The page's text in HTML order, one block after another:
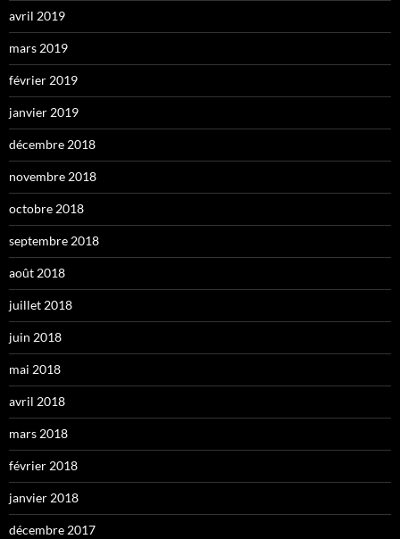
avril 2019
mars 2019
février 2019
janvier 2019
décembre 2018
novembre 2018
octobre 2018
septembre 2018
août 2018
juillet 2018
juin 2018
mai 2018
avril 2018
mars 2018
février 2018
janvier 2018
décembre 2017